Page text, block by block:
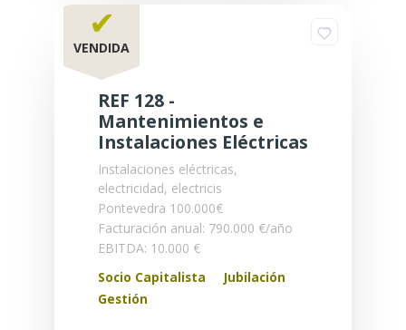
REF 128 -
Mantenimientos e
Instalaciones Eléctricas
Instalaciones eléctricas,
electricidad, electricis
Pontevedra 100.000€
Facturación anual: 790.000 €/año
EBITDA: 10.000 €
Socio Capitalista
Jubilación
Gestión
✔
VENDIDA